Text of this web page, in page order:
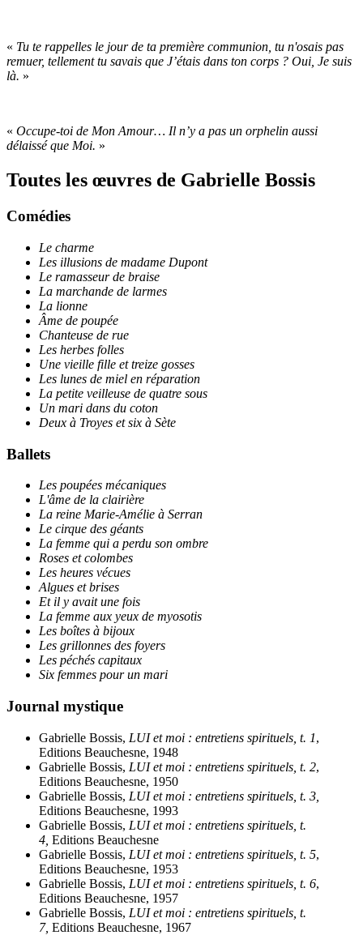
« Tu te rappelles le jour de ta première communion, tu n'osais pas
remuer, tellement tu savais que J’étais dans ton corps ? Oui, Je suis
là. »
« Occupe-toi de Mon Amour… Il n’y a pas un orphelin aussi
délaissé que Moi. »
Toutes les œuvres de Gabrielle Bossis
Comédies
Le charme
Les illusions de madame Dupont
Le ramasseur de braise
La marchande de larmes
La lionne
Âme de poupée
Chanteuse de rue
Les herbes folles
Une vieille fille et treize gosses
Les lunes de miel en réparation
La petite veilleuse de quatre sous
Un mari dans du coton
Deux à Troyes et six à Sète
Ballets
Les poupées mécaniques
L'âme de la clairière
La reine Marie-Amélie à Serran
Le cirque des géants
La femme qui a perdu son ombre
Roses et colombes
Les heures vécues
Algues et brises
Et il y avait une fois
La femme aux yeux de myosotis
Les boîtes à bijoux
Les grillonnes des foyers
Les péchés capitaux
Six femmes pour un mari
Journal mystique
Gabrielle Bossis, LUI et moi : entretiens spirituels, t. 1,
Editions Beauchesne, 1948
Gabrielle Bossis, LUI et moi : entretiens spirituels, t. 2,
Editions Beauchesne, 1950
Gabrielle Bossis, LUI et moi : entretiens spirituels, t. 3,
Editions Beauchesne, 1993
Gabrielle Bossis, LUI et moi : entretiens spirituels, t.
4, Editions Beauchesne
Gabrielle Bossis, LUI et moi : entretiens spirituels, t. 5,
Editions Beauchesne, 1953
Gabrielle Bossis, LUI et moi : entretiens spirituels, t. 6,
Editions Beauchesne, 1957
Gabrielle Bossis, LUI et moi : entretiens spirituels, t.
7, Editions Beauchesne, 1967